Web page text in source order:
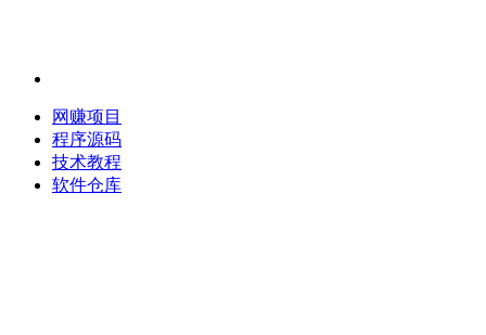
网赚项目
程序源码
技术教程
软件仓库